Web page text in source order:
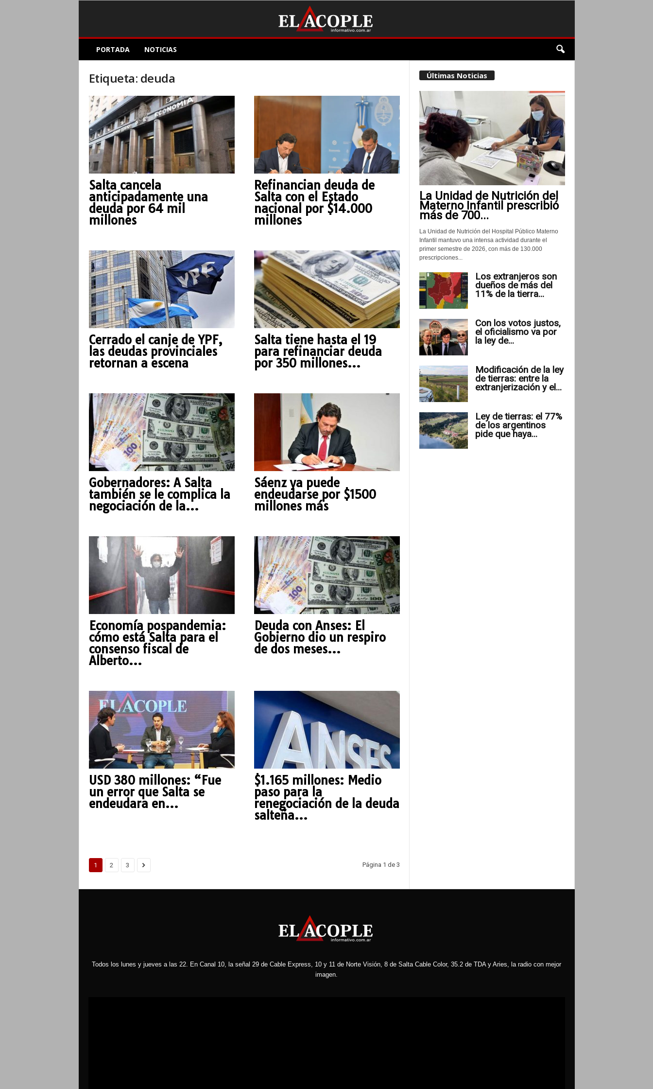
A
PORTADA NOTICIAS
Etiqueta: deuda
Salta cancela
anticipadamente una
deuda por 64 mil
millones
Refinancian deuda de
Salta con el Estado
nacional por $14.000
millones
Cerrado el canje de YPF,
las deudas provinciales
retornan a escena
Salta tiene hasta el 19
para refinanciar deuda
por 350 millones...
Gobernadores: A Salta
también se le complica la
negociación de la...
Sáenz ya puede
endeudarse por $1500
millones más
Economía pospandemia:
cómo está Salta para el
consenso fiscal de
Alberto...
Deuda con Anses: El
Gobierno dio un respiro
de dos meses...
USD 380 millones: “Fue
un error que Salta se
endeudara en...
$1.165 millones: Medio
paso para la
renegociación de la deuda
salteña...
1 2 3 Página 1 de 3
Últimas Noticias
La Unidad de Nutrición del
Materno Infantil prescribió
más de 700...
La Unidad de Nutrición del Hospital Público Materno
Infantil mantuvo una intensa actividad durante el
primer semestre de 2026, con más de 130.000
prescripciones...
Los extranjeros son
dueños de más del
11% de la tierra...
Con los votos justos,
el oficialismo va por
la ley de...
Modificación de la ley
de tierras: entre la
extranjerización y el...
Ley de tierras: el 77%
de los argentinos
pide que haya...
Todos los lunes y jueves a las 22. En Canal 10, la señal 29 de Cable Express, 10 y 11 de Norte Visión, 8 de Salta Cable Color, 35.2 de TDA y Aries, la radio con mejor
imagen.